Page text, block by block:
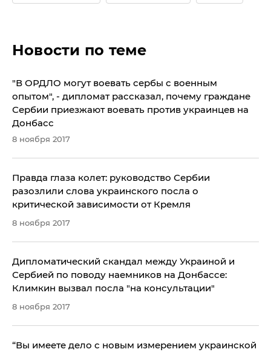
Новости по теме
"В ОРДЛО могут воевать сербы с военным
опытом", - дипломат рассказал, почему граждане
Сербии приезжают воевать против украинцев на
Донбасс
8 ноября 2017
​Правда глаза колет: руководство Сербии
разозлили слова украинского посла о
критической зависимости от Кремля
8 ноября 2017
Дипломатический скандал между Украиной и
Сербией по поводу наемников на Донбассе:
Климкин вызвал посла "на консультации"
8 ноября 2017
​“Вы имеете дело с новым измерением украинской